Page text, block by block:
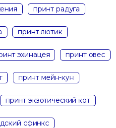
принт радуга
принт лютик
эхинацея принт овес
принт мейн-кун
принт экзотический кот
сфинкс